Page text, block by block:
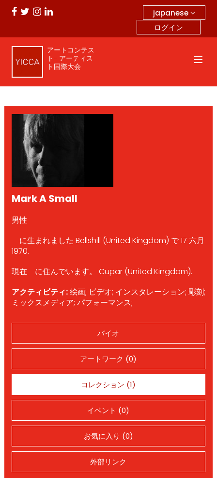
japanese
ログイン
アートコンテス
ト- アーティス
ト国際大会
Mark A Small
男性
に生まれました Bellshill (United Kingdom) で 17 六月
1970.
現在 に住んでいます。 Cupar (United Kingdom).
アクティビティ:絵画; ビデオ; インスタレーション; 彫刻;
ミックスメディア; パフォーマンス;
バイオ
アートワーク (0)
コレクション (1)
イベント (0)
お気に入り (0)
外部リンク